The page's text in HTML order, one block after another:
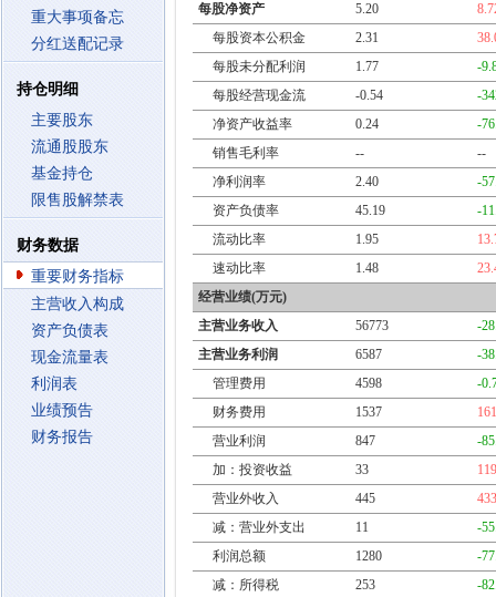
重大事项备忘
分红送配记录
持仓明细
主要股东
流通股股东
基金持仓
限售股解禁表
财务数据
重要财务指标
主营收入构成
资产负债表
现金流量表
利润表
业绩预告
财务报告
每股净资产
5.20
每股资本公积金
2.31
每股未分配利润
1.77
-
每股经营现金流
-0.54
-
净资产收益率
0.24
-
销售毛利率
--
--
净利润率
2.40
-
资产负债率
45.19
-
流动比率
1.95
速动比率
1.48
经营业绩(万元)
主营业务收入
56773
-
主营业务利润
6587
-
管理费用
4598
-
财务费用
1537
营业利润
847
-
加：投资收益
33
营业外收入
445
减：营业外支出
11
-
利润总额
1280
-
减：所得税
253
-